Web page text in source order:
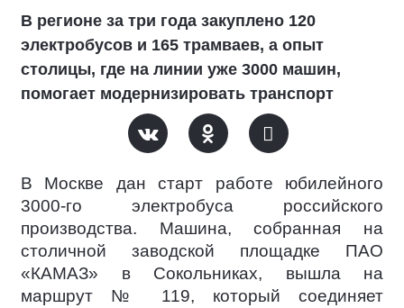
В регионе за три года закуплено 120
электробусов и 165 трамваев, а опыт
столицы, где на линии уже 3000 машин,
помогает модернизировать транспорт
В Москве дан старт работе юбилейного
3000-го электробуса российского
производства. Машина, собранная на
столичной заводской площадке ПАО
«КАМАЗ» в Сокольниках, вышла на
маршрут № 119, который соединяет